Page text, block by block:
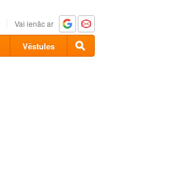
Vai ienāc ar
Vēstules